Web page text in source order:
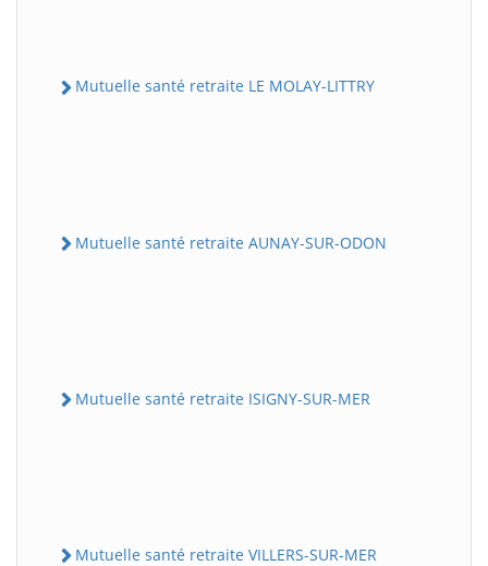
Mutuelle santé retraite LE MOLAY-LITTRY
Mutuelle santé retraite AUNAY-SUR-ODON
Mutuelle santé retraite ISIGNY-SUR-MER
Mutuelle santé retraite VILLERS-SUR-MER